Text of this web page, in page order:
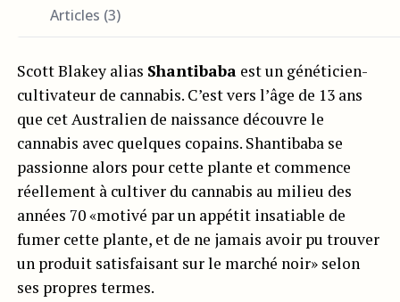
Articles (3)
Scott Blakey alias Shantibabaest un généticien-
cultivateur de cannabis. C’est vers l’âge de 13 ans
que cet Australien de naissance découvre le
cannabis avec quelques copains. Shantibaba se
passionne alors pour cette plante et commence
réellement à cultiver du cannabis au milieu des
années 70 «motivé par un appétit insatiable de
fumer cette plante, et de ne jamais avoir pu trouver
un produit satisfaisant sur le marché noir» selon
ses propres termes.